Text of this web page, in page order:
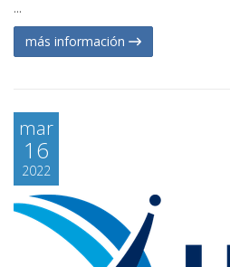
...
más información
mar
16
2022